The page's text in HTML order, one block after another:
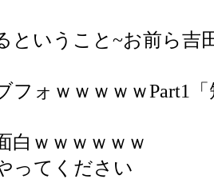
ということ~お前ら
フォｗｗｗｗｗPart1
白ｗｗｗｗｗｗ
ってください